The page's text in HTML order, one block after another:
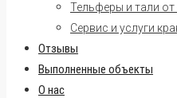
Тельферы и тали
Сервис и услуги
Отзывы
Выполненные объекты
О нас